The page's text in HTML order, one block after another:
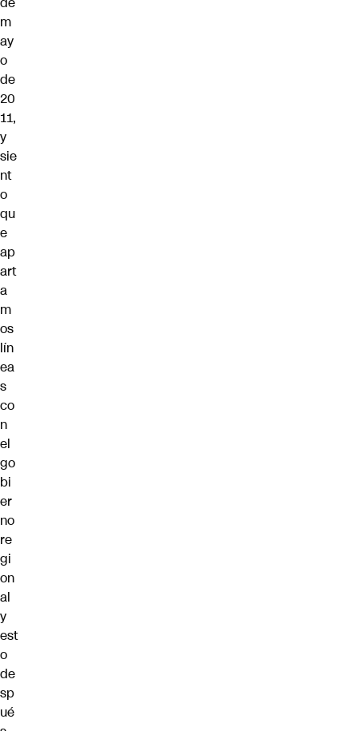
m
ay
o
de
20
11,
y
sie
nt
o
qu
e
ap
art
a
m
os
lín
ea
s
co
n
el
go
bi
er
no
re
gi
on
al
y
est
o
de
sp
ué